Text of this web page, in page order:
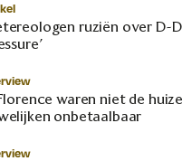
ruziën over D-
waren niet de
onbetaalbaar